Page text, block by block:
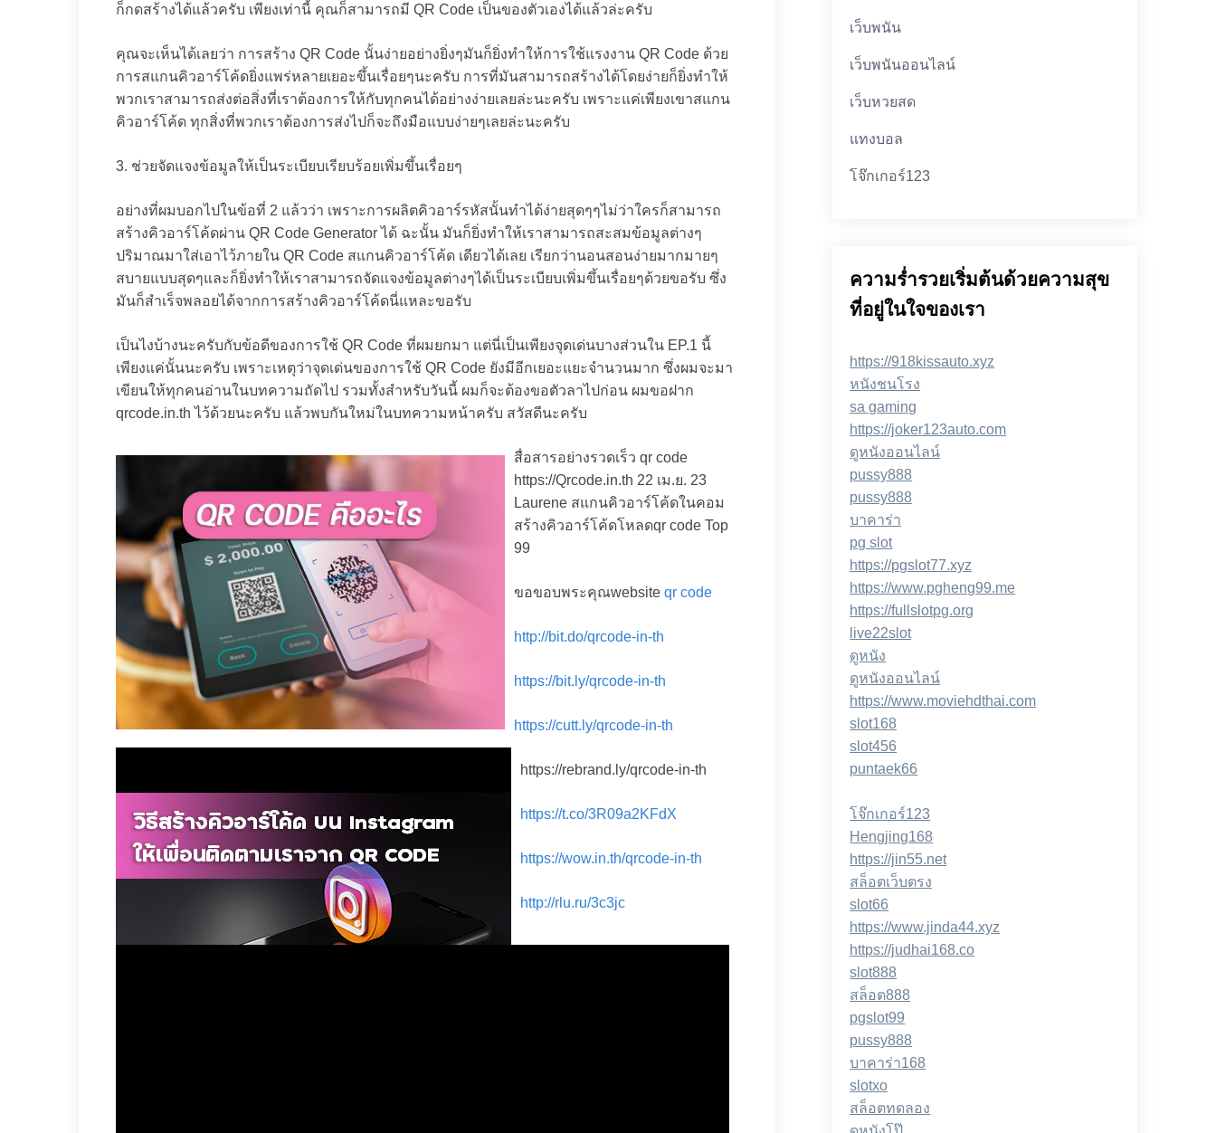
ก็กดสร้างได้แล้วครับ เพียงเท่านี้ คุณก็สามารถมี QR Code เป็นของตัวเองได้แล้วล่ะครับ
คุณจะเห็นได้เลยว่า การสร้าง QR Code นั้นง่ายอย่างยิ่งๆมันก็ยิ่งทำให้การใช้แรงงาน QR Code ด้วย
การสแกนคิวอาร์โค้ดยิ่งแพร่หลายเยอะขึ้นเรื่อยๆนะครับ การที่มันสามารถสร้างได้โดยง่ายก็ยิ่งทำให้
พวกเราสามารถส่งต่อสิ่งที่เราต้องการให้กับทุกคนได้อย่างง่ายเลยล่ะนะครับ เพราะแค่เพียงเขาสแกน
คิวอาร์โค้ด ทุกสิ่งที่พวกเราต้องการส่งไปก็จะถึงมือแบบง่ายๆเลยล่ะนะครับ
3. ช่วยจัดแจงข้อมูลให้เป็นระเบียบเรียบร้อยเพิ่มขึ้นเรื่อยๆ
อย่างที่ผมบอกไปในข้อที่ 2 แล้วว่า เพราะการผลิตคิวอาร์รหัสนั้นทำได้ง่ายสุดๆๆไม่ว่าใครก็สามารถ
สร้างคิวอาร์โค้ดผ่าน QR Code Generator ได้ ฉะนั้น มันก็ยิ่งทำให้เราสามารถสะสมข้อมูลต่างๆ
ปริมาณมาใส่เอาไว้ภายใน QR Code สแกนคิวอาร์โค้ด เดียวได้เลย เรียกว่านอนสอนง่ายมากมายๆ
สบายแบบสุดๆและก็ยิ่งทำให้เราสามารถจัดแจงข้อมูลต่างๆได้เป็นระเบียบเพิ่มขึ้นเรื่อยๆด้วยขอรับ ซึ่ง
มันก็สำเร็จพลอยได้จากการสร้างคิวอาร์โค้ดนี่แหละขอรับ
เป็นไงบ้างนะครับกับข้อดีของการใช้ QR Code ที่ผมยกมา แต่นี่เป็นเพียงจุดเด่นบางส่วนใน EP.1 นี้
เพียงแค่นั้นนะครับ เพราะเหตุว่าจุดเด่นของการใช้ QR Code ยังมีอีกเยอะแยะจำนวนมาก ซึ่งผมจะมา
เขียนให้ทุกคนอ่านในบทความถัดไป รวมทั้งสำหรับวันนี้ ผมก็จะต้องขอตัวลาไปก่อน ผมขอฝาก
qrcode.in.th ไว้ด้วยนะครับ แล้วพบกันใหม่ในบทความหน้าครับ สวัสดีนะครับ
สื่อสารอย่างรวดเร็ว qr code
https://Qrcode.in.th 22 เม.ย. 23
Laurene สแกนคิวอาร์โค้ดในคอม
สร้างคิวอาร์โค้ดโหลดqr code Top
99
ขอขอบพระคุณwebsite qr code
http://bit.do/qrcode-in-th
https://bit.ly/qrcode-in-th
https://cutt.ly/qrcode-in-th
https://rebrand.ly/qrcode-in-th
https://t.co/3R09a2KFdX
https://wow.in.th/qrcode-in-th
http://rlu.ru/3c3jc
เว็บพนัน
เว็บพนันออนไลน์
เว็บหวยสด
แทงบอล
โจ๊กเกอร์123
ความร่ำรวยเริ่มต้นด้วยความสุข
ที่อยู่ในใจของเรา
https://918kissauto.xyz
หนังชนโรง
sa gaming
https://joker123auto.com
ดูหนังออนไลน์
pussy888
pussy888
บาคาร่า
pg slot
https://pgslot77.xyz
https://www.pgheng99.me
https://fullslotpg.org
live22slot
ดูหนัง
ดูหนังออนไลน์
https://www.moviehdthai.com
slot168
slot456
puntaek66
โจ๊กเกอร์123
Hengjing168
https://jin55.net
สล็อตเว็บตรง
slot66
https://www.jinda44.xyz
https://judhai168.co
slot888
สล็อต888
pgslot99
pussy888
บาคาร่า168
slotxo
สล็อตทดลอง